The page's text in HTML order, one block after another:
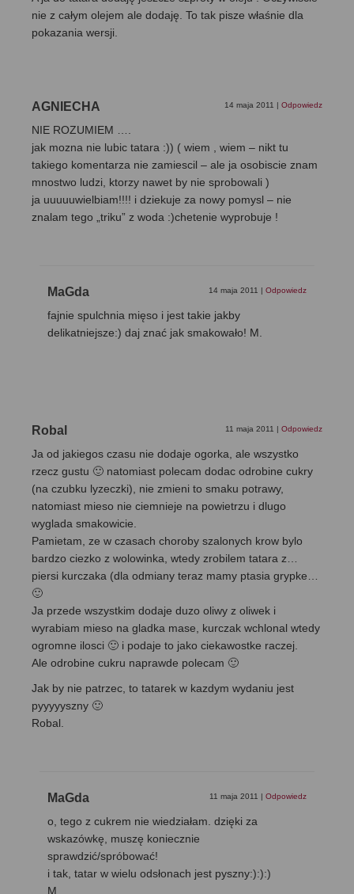
nie z całym olejem ale dodaję. To tak pisze właśnie dla
pokazania wersji.
AGNIECHA 14 maja 2011 Odpowiedz
NIE ROZUMIEM ….
jak mozna nie lubic tatara :)) ( wiem , wiem – nikt tu
takiego komentarza nie zamiescil – ale ja osobiscie znam
mnostwo ludzi, ktorzy nawet by nie sprobowali )
ja uuuuuwielbiam!!!! i dziekuje za nowy pomysl – nie
znalam tego „triku” z woda :)chetenie wyprobuje !
MaGda 14 maja 2011 Odpowiedz
fajnie spulchnia mięso i jest takie jakby
delikatniejsze:) daj znać jak smakowało! M.
Robal 11 maja 2011 Odpowiedz
Ja od jakiegos czasu nie dodaje ogorka, ale wszystko
rzecz gustu 🙂 natomiast polecam dodac odrobine cukry
(na czubku lyzeczki), nie zmieni to smaku potrawy,
natomiast mieso nie ciemnieje na powietrzu i dlugo
wyglada smakowicie.
Pamietam, ze w czasach choroby szalonych krow bylo
bardzo ciezko z wolowinka, wtedy zrobilem tatara z…
piersi kurczaka (dla odmiany teraz mamy ptasia grypke…
🙂
Ja przede wszystkim dodaje duzo oliwy z oliwek i
wyrabiam mieso na gladka mase, kurczak wchlonal wtedy
ogromne ilosci 🙂 i podaje to jako ciekawostke raczej.
Ale odrobine cukru naprawde polecam 🙂
Jak by nie patrzec, to tatarek w kazdym wydaniu jest
pyyyyyszny 🙂
Robal.
MaGda 11 maja 2011 Odpowiedz
o, tego z cukrem nie wiedziałam. dzięki za
wskazówkę, muszę koniecznie
sprawdzić/spróbować!
i tak, tatar w wielu odsłonach jest pyszny:):):)
M.